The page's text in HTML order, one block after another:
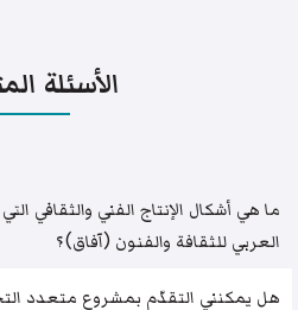
الأسئلة
ما هي أشكال الإنتاج الفني والثقافي
العربي للثقافة والفنون (آفاق)؟
هل يمكنني التقدّم بمشروع متعدد